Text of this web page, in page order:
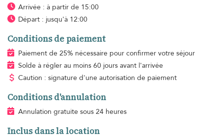
Arrivée : à partir de 15:00
Départ : jusqu'à 12:00
Conditions de paiement
Paiement de 25% nécessaire pour confirmer votre séjour
Solde à régler au moins 60 jours avant l'arrivée
Caution : signature d'une autorisation de paiement
Conditions d'annulation
Annulation gratuite sous 24 heures
Inclus dans la location